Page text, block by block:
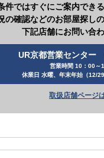
件ではすぐにご案内でき
の確認などのお部屋探し
下記店舗にお問い合
UR京都営業センター
営業時間 10：00
休業日 水曜、年末年始（12/
取扱店舗ページ